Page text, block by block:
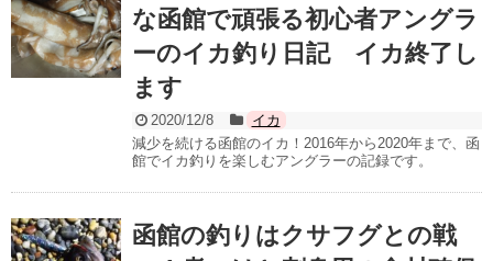
な函館で頑張る初心者アングラ
ーのイカ釣り日記 イカ終了し
ます
2020/12/8
イカ
減少を続ける函館のイカ！2016年から2020年まで、函
館でイカ釣りを楽しむアングラーの記録です。
函館の釣りはクサフグとの戦